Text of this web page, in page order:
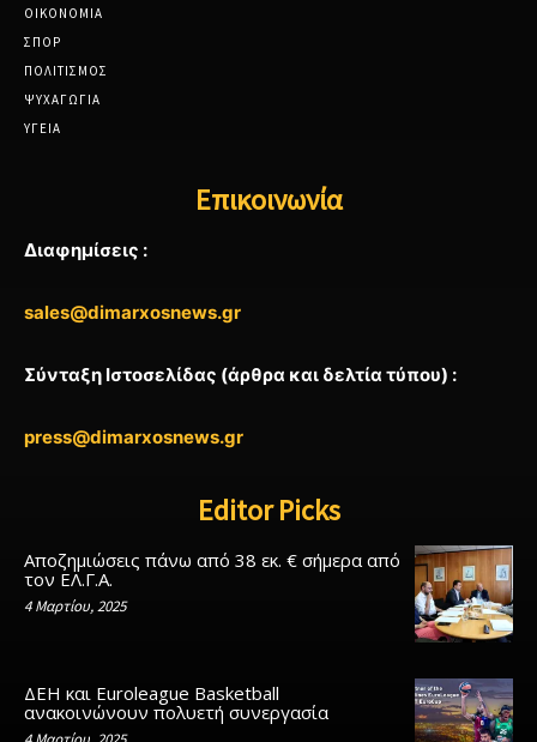
ΟΙΚΟΝΟΜΙΑ
ΣΠΟΡ
ΠΟΛΙΤΙΣΜΟΣ
ΨΥΧΑΓΩΓΙΑ
ΥΓΕΙΑ
Επικοινωνία
Διαφημίσεις :
sales@dimarxosnews.gr
Σύνταξη Ιστοσελίδας (άρθρα και δελτία τύπου) :
press@dimarxosnews.gr
Editor Picks
Αποζημιώσεις πάνω από 38 εκ. € σήμερα από
τον ΕΛ.Γ.Α.
4 Μαρτίου, 2025
ΔΕΗ και Euroleague Basketball
ανακοινώνουν πολυετή συνεργασία